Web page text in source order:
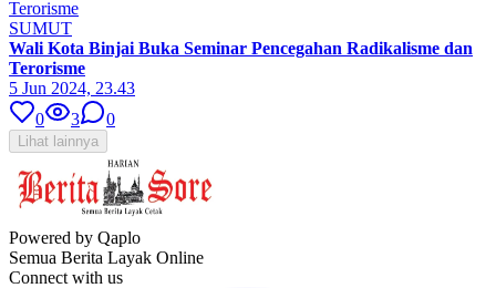
SUMUT
Wali Kota Binjai Buka Seminar Pencegahan Radikalisme dan
Terorisme
5 Jun 2024, 23.43
0
3 0
Lihat lainnya
Powered by Qaplo
Semua Berita Layak Online
Connect with us